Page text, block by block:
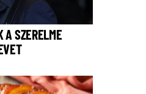
A SZERELME